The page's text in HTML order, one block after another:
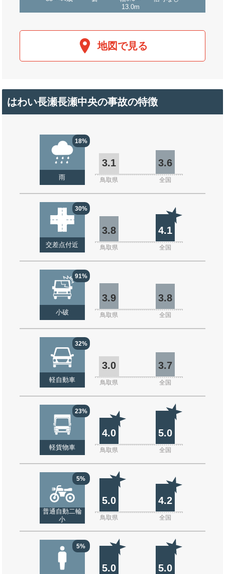
13.0m
地図で見る
はわい長瀬長瀬中央の事故の特徴
18%
雨
3.1 3.6
鳥取県 全国
30%
交差点付近
3.8 4.1
鳥取県 全国
91%
小破
3.9 3.8
鳥取県 全国
32%
軽自動車
3.0 3.7
鳥取県 全国
23%
軽貨物車
4.0 5.0
鳥取県 全国
5%
普通自動二輪
小
5.0 4.2
鳥取県 全国
5%
5.0 5.0